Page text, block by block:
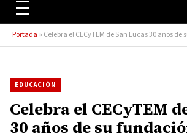
Portada » Celebra el CECyTEM de San Lucas 30 años de
EDUCACIÓN
Celebra el CECyTEM
30 años de su